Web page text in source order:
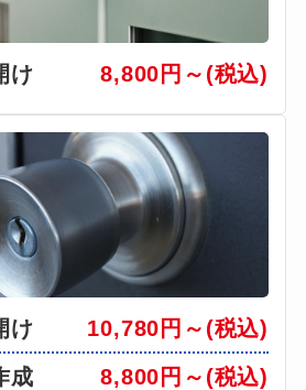
け 8,800円～(税込)
け
10,780円～(税込)
成
8,800円～(税込)